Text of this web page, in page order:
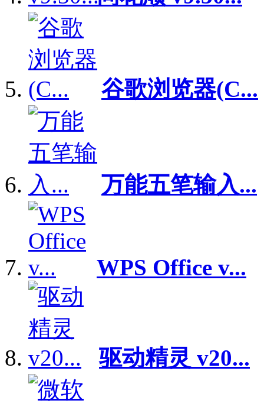
谷歌浏览器(C...
万能五笔输入...
WPS Office v...
驱动精灵 v20...